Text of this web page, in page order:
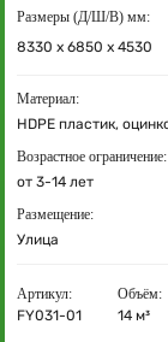
Размеры (Д/Ш/В) мм:
8330 х 6850 х 4530
Материал:
HDPE пластик,
Возрастное ограничение:
от 3-14 лет
Размещение:
Улица
Артикул:
FY031-01
Объём:
14 м³